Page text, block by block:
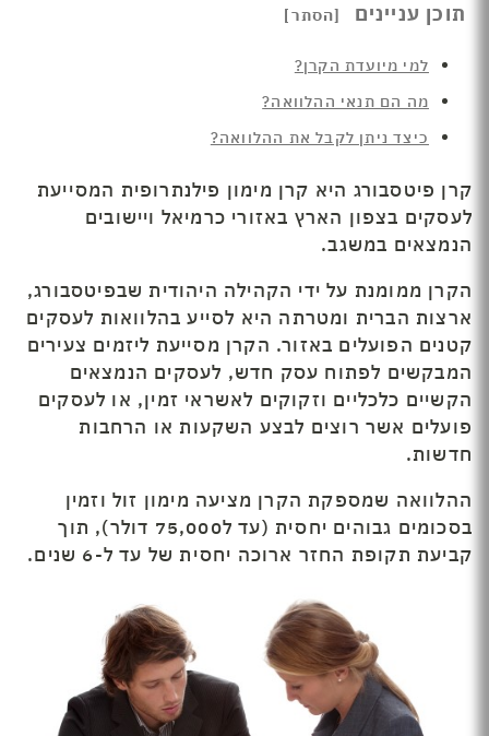
תוכן עניינים
למי מיועדת הקרן?
מה הם תנאי ההלוואה?
כיצד ניתן לקבל את ההלוואה?
קרן פיטסבורג היא קרן מימון פילנתרופית המסייעת
לעסקים בצפון הארץ באזורי כרמיאל ויישובים
הנמצאים במשגב.
הקרן ממומנת על ידי הקהילה היהודית שבפיטסבורג,
ארצות הברית ומטרתה היא לסייע בהלוואות לעסקים
קטנים הפועלים באזור. הקרן מסייעת ליזמים צעירים
המבקשים לפתוח עסק חדש, לעסקים הנמצאים
הקשיים כלכליים וזקוקים לאשראי זמין, או לעסקים
פועלים אשר רוצים לבצע השקעות או הרחבות
חדשות.
ההלוואה שמספקת הקרן מציעה מימון זול וזמין
בסכומים גבוהים יחסית (עד ל75,000 דולר), תוך
קביעת תקופת החזר ארוכה יחסית של עד ל-6 שנים.